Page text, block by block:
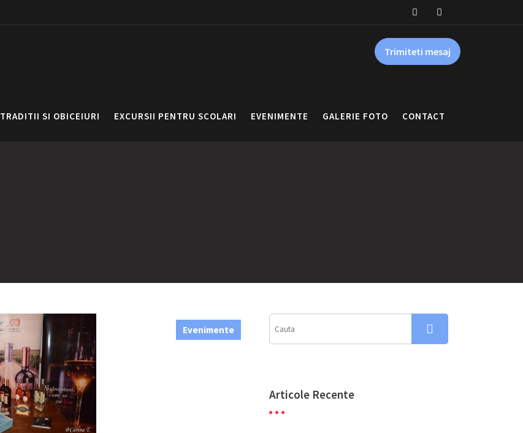
Trimiteti mesaj
TRADITII SI OBICEIURI EXCURSII PENTRU SCOLARI EVENIMENTE GALERIE FOTO CONTACT
Evenimente
Articole Recente